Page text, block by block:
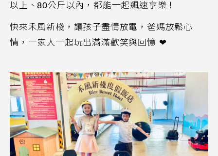
以上、80公斤以內，都能一起飆速享樂！
快來禾風新棧，讓孩子盡情放電，爸媽放鬆心
情，一家人一起玩出滿滿歡笑與回憶 ❤